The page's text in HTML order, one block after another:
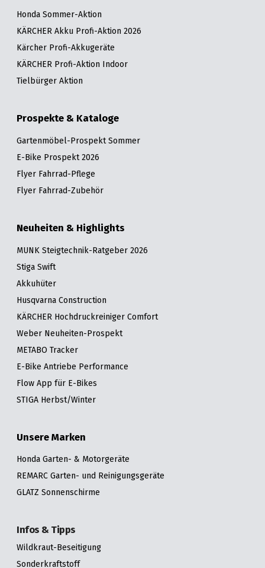
Honda Sommer-Aktion
KÄRCHER Akku Profi-Aktion 2026
Kärcher Profi-Akkugeräte
KÄRCHER Profi-Aktion Indoor
Tielbürger Aktion
Prospekte & Kataloge
Gartenmöbel-Prospekt Sommer
E-Bike Prospekt 2026
Flyer Fahrrad-Pflege
Flyer Fahrrad-Zubehör
Neuheiten & Highlights
MUNK Steigtechnik-Ratgeber 2026
Stiga Swift
Akkuhüter
Husqvarna Construction
KÄRCHER Hochdruckreiniger Comfort
Weber Neuheiten-Prospekt
METABO Tracker
E-Bike Antriebe Performance
Flow App für E-Bikes
STIGA Herbst/Winter
Unsere Marken
Honda Garten- & Motorgeräte
REMARC Garten- und Reinigungsgeräte
GLATZ Sonnenschirme
Infos & Tipps
Wildkraut-Beseitigung
Sonderkraftstoff